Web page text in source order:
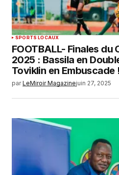
SPORTS LOCAUX
FOOTBALL- Finales du
2025 : Bassila en
Toviklin en Embuscade !
par LeMiroir Magazinejuin 27, 2025